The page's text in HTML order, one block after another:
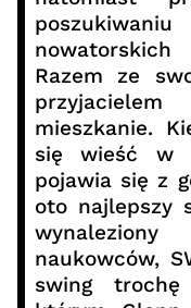
Razem ze
mieszkanie.
się wieść w
pojawia się z
oto najlepszy
naukowców,
swing